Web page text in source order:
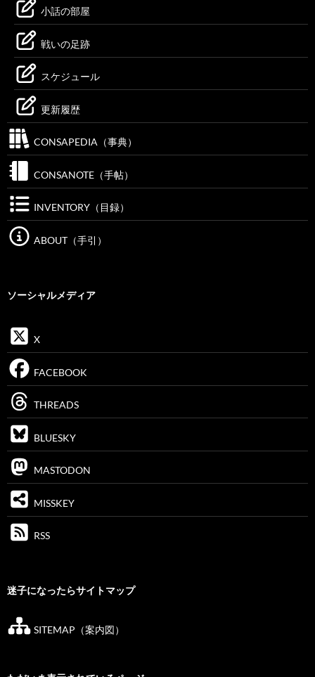
小話の部屋
戦いの足跡
スケジュール
更新履歴
CONSAPEDIA（事典）
CONSANOTE（手帖）
INVENTORY（目録）
ABOUT（手引）
ソーシャルメディア
X
FACEBOOK
THREADS
BLUESKY
MASTODON
MISSKEY
RSS
迷子になったらサイトマップ
SITEMAP（案内図）